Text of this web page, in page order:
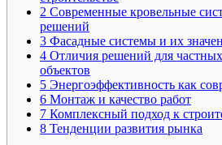
2 Современные кровельные
решений
3 Фасадные системы и их
4 Отличия решений для
объектов
5 Энергоэффективность как
6 Монтаж и качество работ
7 Комплексный подход к
8 Тенденции развития рынка